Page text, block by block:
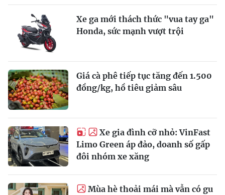
Xe ga mới thách thức "vua tay ga"
Honda, sức mạnh vượt trội
Giá cà phê tiếp tục tăng đến 1.500
đồng/kg, hồ tiêu giảm sâu
Xe gia đình cỡ nhỏ: VinFast
Limo Green áp đảo, doanh số gấp
đôi nhóm xe xăng
Mùa hè thoải mái mà vẫn có gu